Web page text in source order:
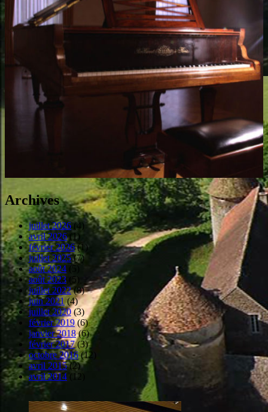
Archives
juillet 2026(4)
avril 2026(1)
février 2026(1)
juillet 2025(7)
août 2024 (5)
août 2023 (5)
juillet 2022(8)
juin 2021 (4)
juillet 2020(3)
février 2019(6)
janvier 2018(6)
février 2017(3)
octobre 2016(12)
avril 2015(2)
avril 2014 (12)